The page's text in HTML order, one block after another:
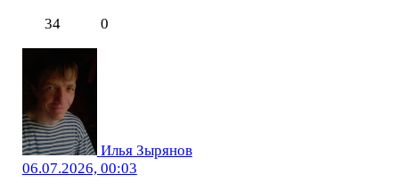
34
0
Илья Зырянов
06.07.2026, 00:03